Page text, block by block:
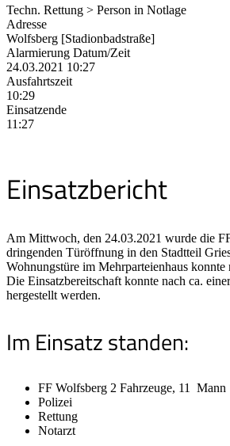
Techn. Rettung > Person in Notlage
Adresse
Wolfsberg [Stadionbadstraße]
Alarmierung Datum/Zeit
24.03.2021 10:27
Ausfahrtszeit
10:29
Einsatzende
11:27
Einsatzbericht
Am Mittwoch, den 24.03.2021 wurde die
dringenden Türöffnung in den Stadtteil
Wohnungstüre im Mehrparteienhaus konnte
Die Einsatzbereitschaft konnte nach ca.
hergestellt werden.
Im Einsatz standen:
FF Wolfsberg 2 Fahrzeuge, 11 Mann
Polizei
Rettung
Notarzt